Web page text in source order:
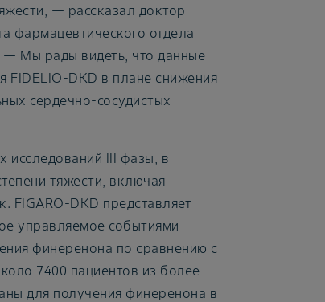
— рассказал доктор
фармацевтического отдела
— Мы рады видеть, что данные
FIDELIO-DKD в плане снижения
сердечно-сосудистых
исследований III фазы, в
тяжести, включая
FIGARO-DKD представляет
управляемое событиями
финеренона по сравнению с
7400 пациентов из более
для получения финеренона в